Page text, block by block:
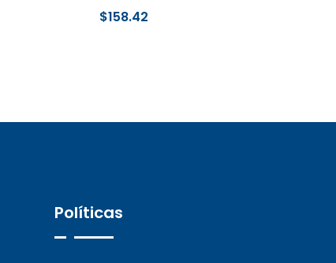
$158.42
Políticas